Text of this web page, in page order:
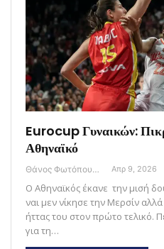
Eurocup Γυναικών:
Αθηναϊκό
Θάνος Φωτόπουλος Απρ 9, 2026
Ο Αθηναϊκός έκανε την μισή
ναι μεν νίκησε την Μερσίν
ήττας του στον πρώτο τελικό.
για τη…